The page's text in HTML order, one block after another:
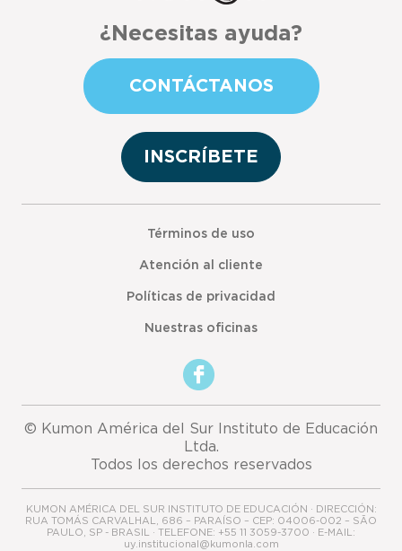
¿Necesitas ayuda?
CONTÁCTANOS
INSCRÍBETE
Términos de uso
Atención al cliente
Políticas de privacidad
Nuestras oficinas
© Kumon América del Sur Instituto de Educación
Ltda.
Todos los derechos reservados
KUMON AMÉRICA DEL SUR INSTITUTO DE EDUCACIÓN · DIRECCIÓN:
RUA TOMÁS CARVALHAL, 686 – PARAÍSO – CEP: 04006-002 – SÃO
PAULO, SP - BRASIL · TELEFONE: +55 11 3059-3700 · E-MAIL:
uy.institucional@kumonla.com